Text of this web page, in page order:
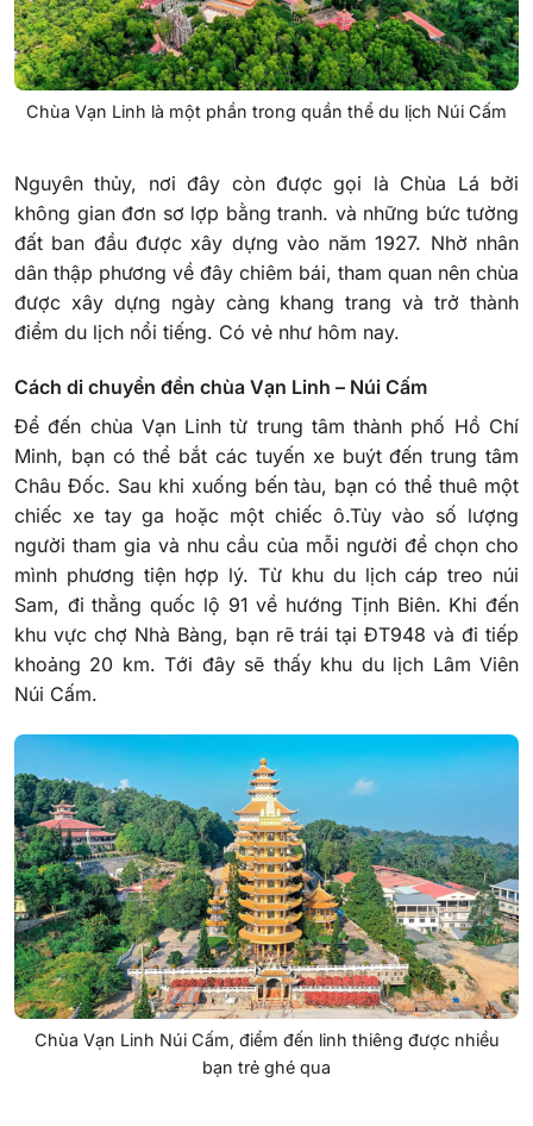
Chùa Vạn Linh là một phần trong quần thể du lịch Núi Cấm
Nguyên thủy, nơi đây còn được gọi là Chùa Lá bởi
không gian đơn sơ lợp bằng tranh. và những bức tường
đất ban đầu được xây dựng vào năm 1927. Nhờ nhân
dân thập phương về đây chiêm bái, tham quan nên chùa
được xây dựng ngày càng khang trang và trở thành
điểm du lịch nổi tiếng. Có vẻ như hôm nay.
Cách di chuyển đền chùa Vạn Linh – Núi Cấm
Để đến chùa Vạn Linh từ trung tâm thành phố Hồ Chí
Minh, bạn có thể bắt các tuyến xe buýt đến trung tâm
Châu Đốc. Sau khi xuống bến tàu, bạn có thể thuê một
chiếc xe tay ga hoặc một chiếc ô.Tùy vào số lượng
người tham gia và nhu cầu của mỗi người để chọn cho
mình phương tiện hợp lý. Từ khu du lịch cáp treo núi
Sam, đi thẳng quốc lộ 91 về hướng Tịnh Biên. Khi đến
khu vực chợ Nhà Bàng, bạn rẽ trái tại ĐT948 và đi tiếp
khoảng 20 km. Tới đây sẽ thấy khu du lịch Lâm Viên
Núi Cấm.
Chùa Vạn Linh Núi Cấm, điểm đến linh thiêng được nhiều
bạn trẻ ghé qua